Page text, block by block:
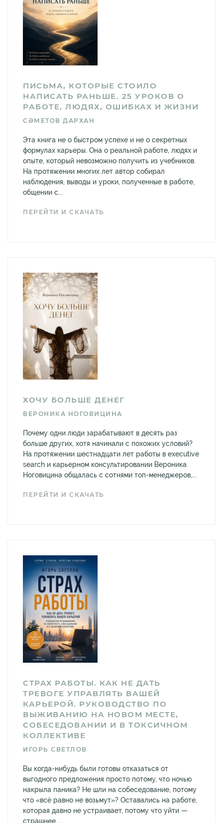
ПИСЬМА, КОТОРЫЕ СТОИЛО
НАПИСАТЬ РАНЬШЕ. 25 УРОКОВ О
РАБОТЕ, ЛЮДЯХ, ОШИБКАХ И ЖИЗНИ
СӘМЕТОВ ДАРХАН
Эта книга не о быстром успехе и не о секретных
формулах карьеры. Она о реальной работе, людях и
опыте, который невозможно получить из учебников.
На протяжении многих лет автор собирал
наблюдения, выводы и уроки, полученные в работе,
общении с...
ПЕРЕЙТИ И СКАЧАТЬ
ХОЧУ БОЛЬШЕ ДЕНЕГ
ВЕРОНИКА НОГОВИЦИНА
Почему одни люди зарабатывают в десять раз
больше других, хотя начинали с похожих условий?
На протяжении шестнадцати лет работы в executive
search и карьерном консультировании Вероника
Ноговицина общалась с сотнями топ-менеджеров,...
ПЕРЕЙТИ И СКАЧАТЬ
СТРАХ РАБОТЫ. КАК НЕ ДАТЬ
ТРЕВОГЕ УПРАВЛЯТЬ ВАШЕЙ
КАРЬЕРОЙ. РУКОВОДСТВО ПО
ВЫЖИВАНИЮ НА НОВОМ МЕСТЕ,
СОБЕСЕДОВАНИИ И В ТОКСИЧНОМ
КОЛЛЕКТИВЕ
ИГОРЬ СВЕТЛОВ
Вы когда-нибудь были готовы отказаться от
выгодного предложения просто потому, что ночью
накрыла паника? Не шли на собеседование, потому
что «всё равно не возьмут»? Оставались на работе,
которая давно не устраивает, потому что уйти —
страшнее,...